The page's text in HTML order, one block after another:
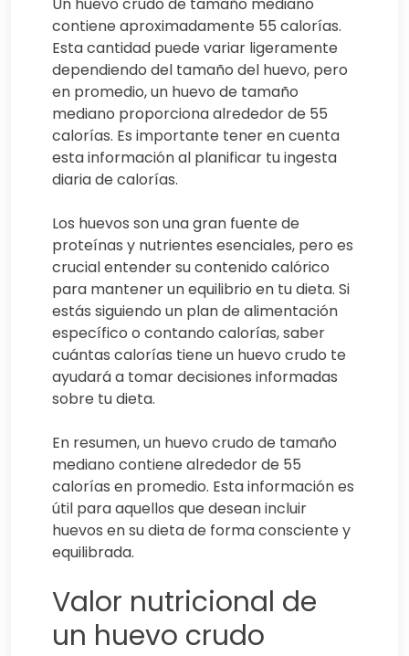
contiene aproximadamente 55 calorías.
Esta cantidad puede variar ligeramente
dependiendo del tamaño del huevo, pero
en promedio, un huevo de tamaño
mediano proporciona alrededor de 55
calorías. Es importante tener en cuenta
esta información al planificar tu ingesta
diaria de calorías.
Los huevos son una gran fuente de
proteínas y nutrientes esenciales, pero es
crucial entender su contenido calórico
para mantener un equilibrio en tu dieta. Si
estás siguiendo un plan de alimentación
específico o contando calorías, saber
cuántas calorías tiene un huevo crudo te
ayudará a tomar decisiones informadas
sobre tu dieta.
En resumen, un huevo crudo de tamaño
mediano contiene alrededor de 55
calorías en promedio. Esta información es
útil para aquellos que desean incluir
huevos en su dieta de forma consciente y
equilibrada.
Valor nutricional de
un huevo crudo